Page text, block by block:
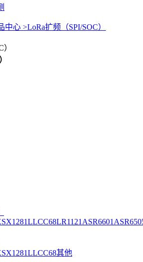
中心 >LoRa扩频（SPI/SOC）
SX1281LLCC68LR1121 ASR6601
SX1281LLCC68其他